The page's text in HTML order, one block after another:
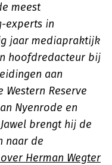
meest
experts in
jaar mediapraktijk
hoofdredacteur bij
aan
Western Reserve
Nyenrode en
brengt hij de
naar de
Herman Wegter